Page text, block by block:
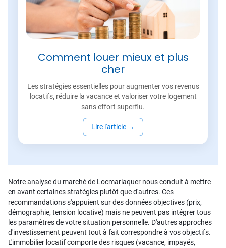
Comment louer mieux et plus
cher
Les stratégies essentielles pour augmenter vos revenus
locatifs, réduire la vacance et valoriser votre logement
sans effort superflu.
Lire l'article →
Notre analyse du marché de Locmariaquer nous conduit à mettre
en avant certaines stratégies plutôt que d'autres. Ces
recommandations s'appuient sur des données objectives (prix,
démographie, tension locative) mais ne peuvent pas intégrer tous
les paramètres de votre situation personnelle. D'autres approches
d'investissement peuvent tout à fait correspondre à vos objectifs.
L'immobilier locatif comporte des risques (vacance, impayés,